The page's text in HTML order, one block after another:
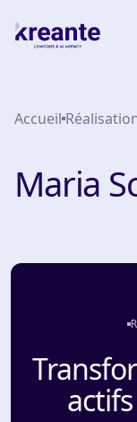
À propos
Accueil
Maria